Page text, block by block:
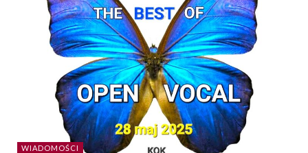
WIADOMOŚCI